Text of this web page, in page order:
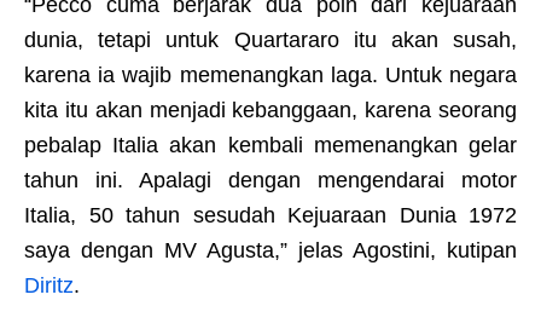
“Pecco cuma berjarak dua poin dari kejuaraan
dunia, tetapi untuk Quartararo itu akan susah,
karena ia wajib memenangkan laga. Untuk negara
kita itu akan menjadi kebanggaan, karena seorang
pebalap Italia akan kembali memenangkan gelar
tahun ini. Apalagi dengan mengendarai motor
Italia, 50 tahun sesudah Kejuaraan Dunia 1972
saya dengan MV Agusta,” jelas Agostini, kutipan
Diritz.